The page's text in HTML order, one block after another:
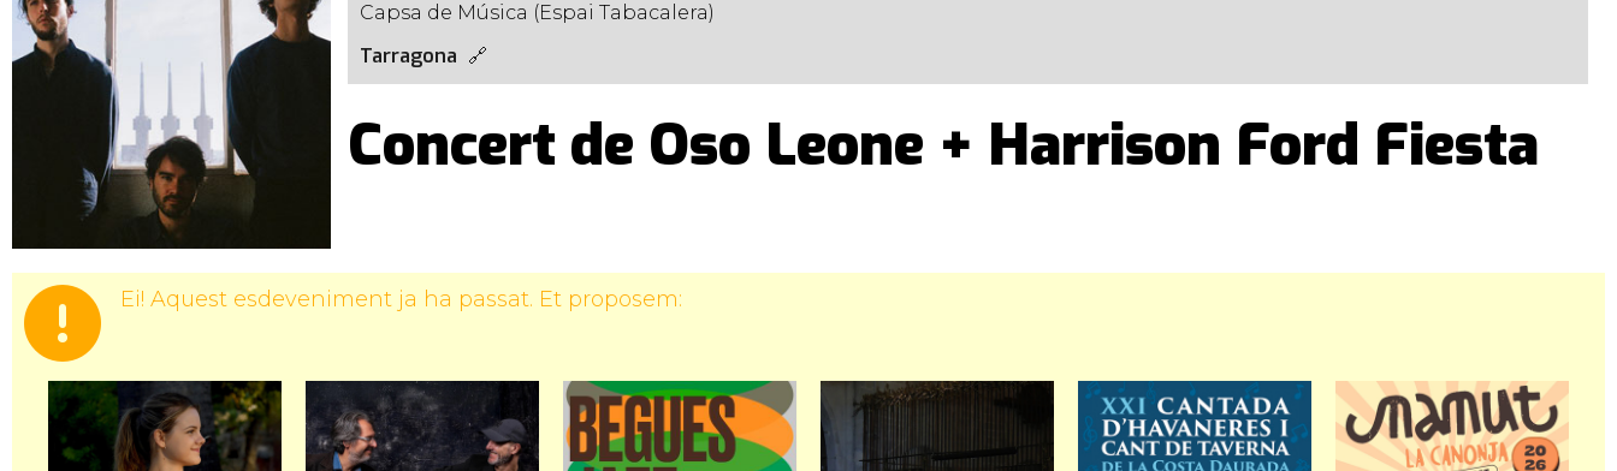
Capsa de Música (Espai Tabacalera)
Tarragona
Concert de Oso Leone + Harrison Ford Fiesta
Ei! Aquest esdeveniment ja ha passat. Et proposem: